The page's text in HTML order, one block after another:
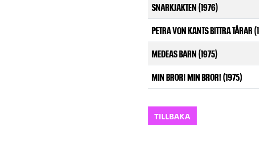
SNARKJAKTEN (1976)
PETRA VON KANTS BITTRA TÅRAR
MEDEAS BARN (1975)
MIN BROR! MIN BROR! (1975)
TILLBAKA